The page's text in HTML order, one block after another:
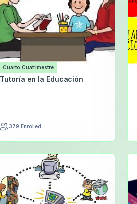
Cuarto Cuatrimestre
Tutoría en la Educación
379 Enrolled